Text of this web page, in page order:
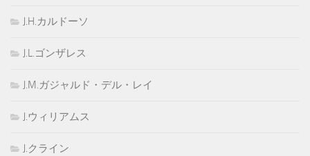
J.H.カルドーソ
J.L.ゴンザレス
J.M.ガジャルド・デル・レイ
J.ウィリアムス
J.クライン